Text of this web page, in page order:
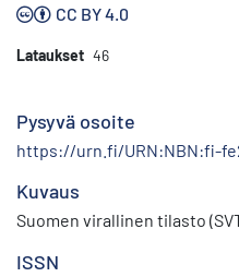
CC BY 4.0
Lataukset 46
Pysyvä osoite
https://urn.fi/URN:NBN:fi-
Kuvaus
Suomen virallinen tilasto
ISSN